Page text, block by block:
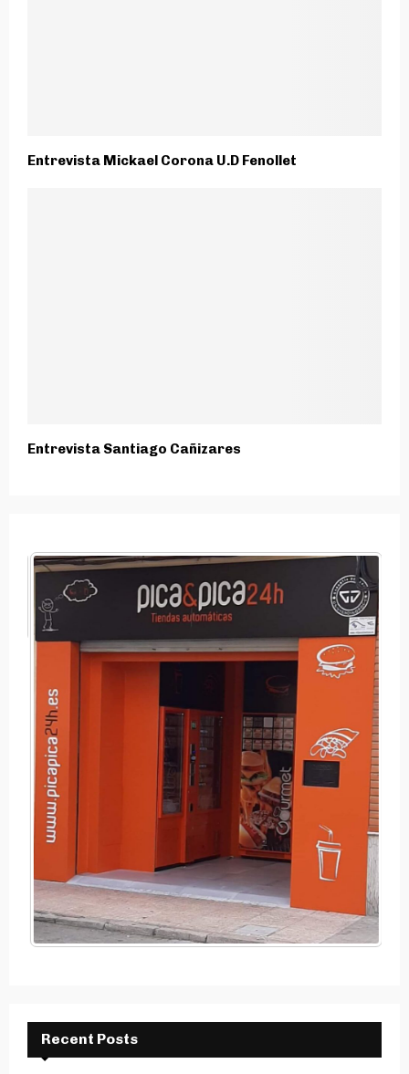
Entrevista Mickael Corona U.D Fenollet
Entrevista Santiago Cañizares
Recent Posts